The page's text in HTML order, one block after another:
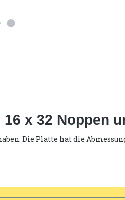
x 32 Noppen
Die Platte hat die